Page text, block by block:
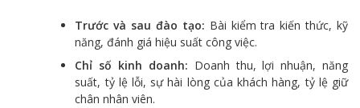
Trước và sau đào tạo: Bài kiểm tra kiến thức, kỹ
năng, đánh giá hiệu suất công việc.
Chỉ số kinh doanh: Doanh thu, lợi nhuận, năng
suất, tỷ lệ lỗi, sự hài lòng của khách hàng, tỷ lệ giữ
chân nhân viên.